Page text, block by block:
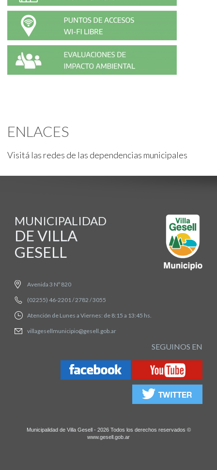
ENLACES
Visitá las redes de las dependencias municipales
MUNICIPALIDAD
DE VILLA
GESELL
Avenida 3 Nº 820
(02255) 46-2201 / 2782 / 3055
Atención de Lunes a Viernes: de 8:15 a 13:45 hs.
villagesellmunicipio@gesell.gob.ar
SEGUINOS EN
Municipalidad de Villa Gesell - 2026 Todos los derechos reservados ©
www.gesell.gob.ar